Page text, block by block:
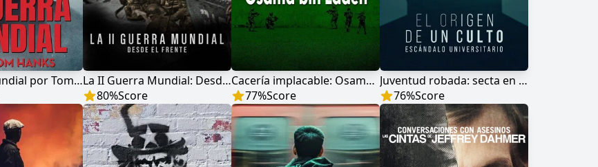
II Guerra Mundial por Tom Hanks
La II Guerra Mundial: Desde el frente
80%Score
Cacería implacable: Osama bin Laden
77%Score
Juventud robada: secta en el campus
76%Score